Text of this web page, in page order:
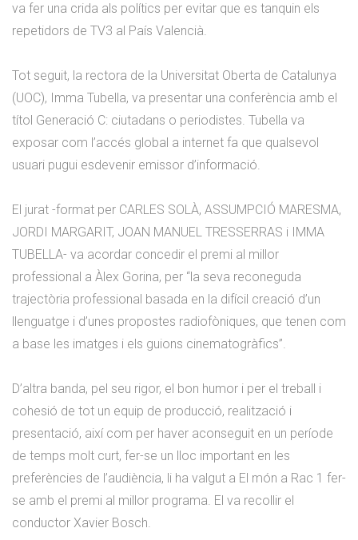
va fer una crida als polítics per evitar que es tanquin els
repetidors de TV3 al País Valencià.
Tot seguit, la rectora de la Universitat Oberta de Catalunya
(UOC), Imma Tubella, va presentar una conferència amb el
títol Generació C: ciutadans o periodistes. Tubella va
exposar com l’accés global a internet fa que qualsevol
usuari pugui esdevenir emissor d’informació.
El jurat -format per CARLES SOLÀ, ASSUMPCIÓ MARESMA,
JORDI MARGARIT, JOAN MANUEL TRESSERRAS i IMMA
TUBELLA- va acordar concedir el premi al millor
professional a Àlex Gorina, per “la seva reconeguda
trajectòria professional basada en la difícil creació d’un
llenguatge i d’unes propostes radiofòniques, que tenen com
a base les imatges i els guions cinematogràfics”.
D’altra banda, pel seu rigor, el bon humor i per el treball i
cohesió de tot un equip de producció, realització i
presentació, així com per haver aconseguit en un període
de temps molt curt, fer-se un lloc important en les
preferències de l’audiència, li ha valgut a El món a Rac 1 fer-
se amb el premi al millor programa. El va recollir el
conductor Xavier Bosch.